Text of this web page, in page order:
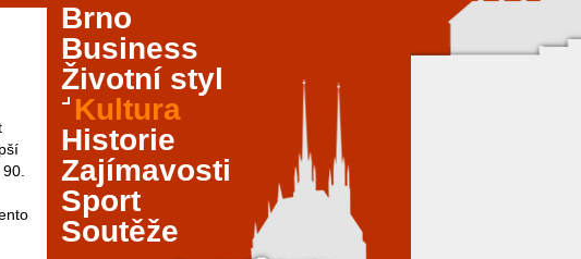
Brno
Business
Životní styl
Kultura
Historie
Zajímavosti
Sport
Soutěže